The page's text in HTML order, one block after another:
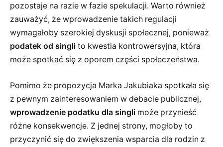
pozostaje na razie w fazie spekulacji. Warto również
zauważyć, że wprowadzenie takich regulacji
wymagałoby szerokiej dyskusji społecznej, ponieważ
podatek od singli to kwestia kontrowersyjna, która
może spotkać się z oporem części społeczeństwa.
Pomimo że propozycja Marka Jakubiaka spotkała się
z pewnym zainteresowaniem w debacie publicznej,
wprowadzenie podatku dla singli może przynieść
różne konsekwencje. Z jednej strony, mogłoby to
przyczynić się do zwiększenia wsparcia dla rodzin z